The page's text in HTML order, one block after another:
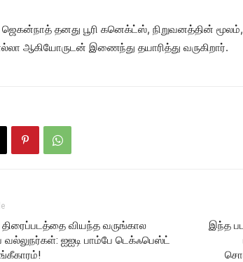
ஜெகன்நாத் தனது பூரி கனெக்ட்ஸ், நிறுவனத்தின்
ஆகியோருடன் இணைந்து தயாரித்து வருகிறார்.
திரைப்படத்தை வியந்த வருங்கால
வல்லுநர்கள்: ஐஐடி பாம்பே டெக்ஃபெஸ்ட்
இந்த